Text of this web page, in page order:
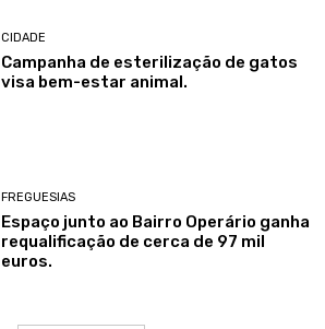
CIDADE
Campanha de esterilização de gatos
visa bem-estar animal.
FREGUESIAS
Espaço junto ao Bairro Operário ganha
requalificação de cerca de 97 mil
euros.